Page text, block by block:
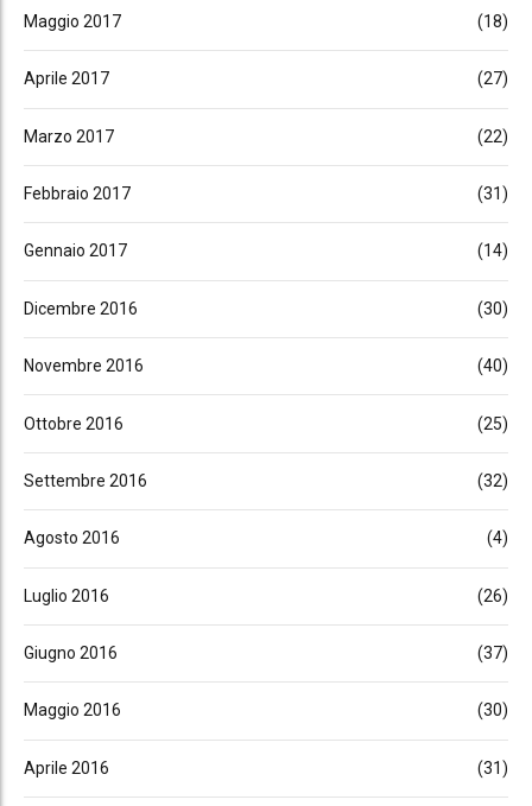
Maggio 2017 (18)
Aprile 2017 (27)
Marzo 2017 (22)
Febbraio 2017 (31)
Gennaio 2017 (14)
Dicembre 2016 (30)
Novembre 2016 (40)
Ottobre 2016 (25)
Settembre 2016 (32)
Agosto 2016 (4)
Luglio 2016 (26)
Giugno 2016 (37)
Maggio 2016 (30)
Aprile 2016 (31)